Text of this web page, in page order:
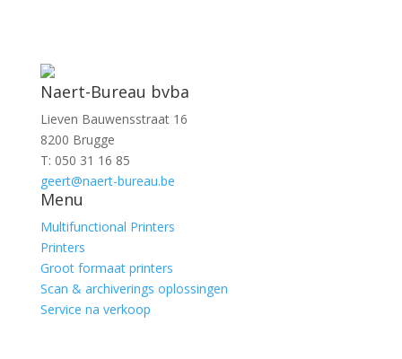
Naert-Bureau bvba
Lieven Bauwensstraat 16
8200 Brugge
T: 050 31 16 85
geert@naert-bureau.be
Menu
Multifunctional Printers
Printers
Groot formaat printers
Scan & archiverings oplossingen
Service na verkoop